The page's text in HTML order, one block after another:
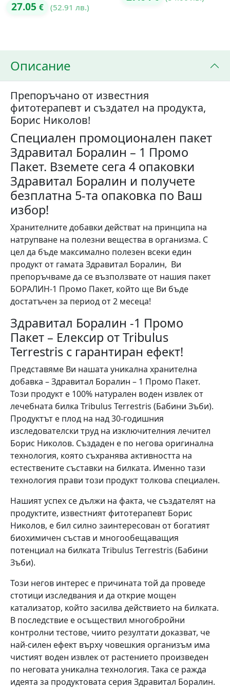
Оценено с
27.05 € (52.91 лв.)
Описание
Препоръчано от известния
фитотерапевт и създател на продукта,
Борис Николов!
Специален промоционален пакет
Здравитал Боралин – 1 Промо
Пакет. Вземете сега 4 опаковки
Здравитал Боралин и получете
безплатна 5-та опаковка по Ваш
избор!
Хранителните добавки действат на принципа на
натрупване на полезни вещества в организма. С
цел да бъде максимално полезен всеки един
продукт от гамата Здравитал Боралин, Ви
препоръчваме да се възползвате от нашия пакет
БОРАЛИН-1 Промо Пакет, който ще Ви бъде
достатъчен за период от 2 месеца!
Здравитал Боралин -1 Промо
Пакет – Елексир от Tribulus
Terrestris с гарантиран ефект!
Представяме Ви нашата уникална хранителна
добавка – Здравитал Боралин – 1 Промо Пакет.
Този продукт е 100% натурален воден извлек от
лечебната билка Tribulus Terrestris (Бабини Зъби).
Продуктът е плод на над 30-годишния
изследователски труд на изключителния лечител
Борис Николов. Създаден е по негова оригинална
технология, която съхранява активността на
естествените съставки на билката. Именно тази
технология прави този продукт толкова специален.
Нашият успех се дължи на факта, че създателят на
продуктите, известният фитотерапевт Борис
Николов, е бил силно заинтересован от богатият
биохимичен състав и многообещаващия
потенциал на билката Tribulus Terrestris (Бабини
Зъби).
Този негов интерес е причината той да проведе
стотици изследвания и да открие мощен
катализатор, който засилва действието на билката.
В последствие е осъществил многобройни
контролни тестове, чиито резултати доказват, че
най-силен ефект върху човешкия организъм има
чистият воден извлек от растението произведен
по неговата уникална технология. Така се ражда
идеята за продуктовата серия Здравитал Боралин.